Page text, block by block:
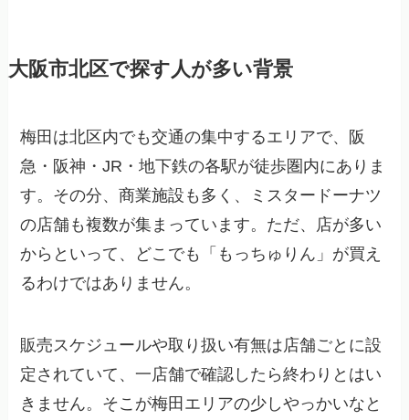
大阪市北区で探す人が多い背景
梅田は北区内でも交通の集中するエリアで、阪
急・阪神・JR・地下鉄の各駅が徒歩圏内にありま
す。その分、商業施設も多く、ミスタードーナツ
の店舗も複数が集まっています。ただ、店が多い
からといって、どこでも「もっちゅりん」が買え
るわけではありません。
販売スケジュールや取り扱い有無は店舗ごとに設
定されていて、一店舗で確認したら終わりとはい
きません。そこが梅田エリアの少しやっかいなと